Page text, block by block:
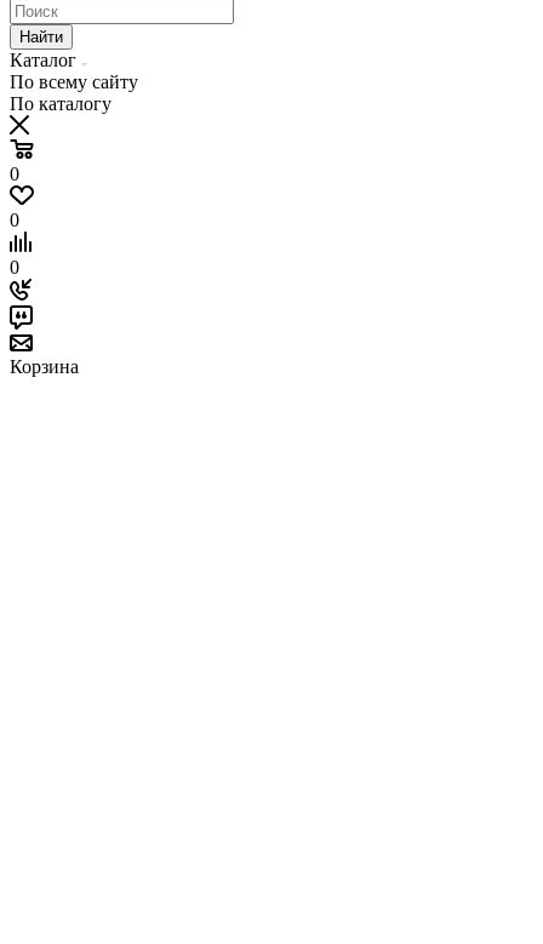
Найти
Каталог
По всему сайту
По каталогу
0
0
0
Корзина